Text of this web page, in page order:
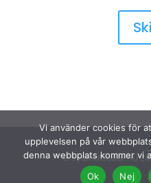
© Sydinakläder.nu
Vi använder cookies för
upplevelsen på vår
denna webbplats kommer vi
Ok
Nej